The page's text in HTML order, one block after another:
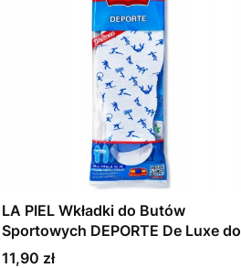
LA PIEL Wkładki do Butów
Sportowych DEPORTE De Luxe do
wycinania (36 – 46)
Cena
11,90 zł